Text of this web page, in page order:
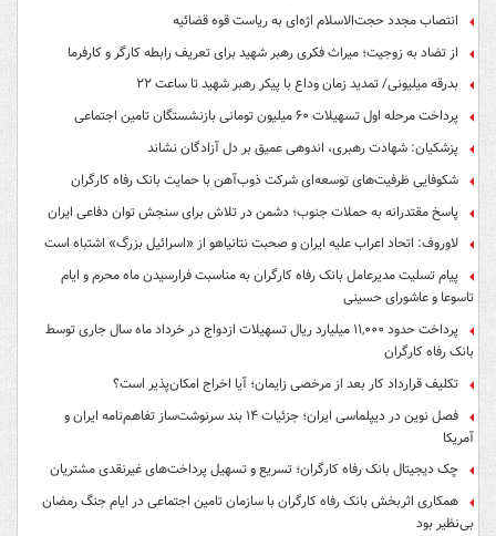
انتصاب مجدد حجت‌الاسلام اژه‌ای به ریاست قوه‌ قضائیه
از تضاد به زوجیت؛ میراث فکری رهبر شهید برای تعریف رابطه کارگر و کارفرما
بدرقه میلیونی/ تمدید زمان وداع با پیکر رهبر شهید تا ساعت ۲۲
پرداخت مرحله اول تسهیلات ۶۰ میلیون تومانی بازنشستگان تامین اجتماعی
پزشکیان: شهادت رهبری، اندوهی عمیق بر دل آزادگان نشاند
شکوفایی ظرفیت‌های توسعه‌ای شرکت ذوب‌آهن با حمایت‌ بانک رفاه کارگران
پاسخ مقتدرانه به حملات جنوب؛ دشمن در تلاش برای سنجش توان دفاعی ایران
لاوروف: اتحاد اعراب علیه ایران و صحبت نتانیاهو از «اسرائیل بزرگ» اشتباه است
پیام تسلیت مدیرعامل بانک رفاه کارگران به مناسبت فرارسیدن ماه محرم و ایام
تاسوعا و عاشورای حسینی
پرداخت حدود ۱۱,۰۰۰ میلیارد ریال تسهیلات ازدواج در خرداد ماه سال جاری توسط
بانک رفاه کارگران
تکلیف قرارداد کار بعد از مرخصی زایمان؛ آیا اخراج امکان‌پذیر است؟
فصل نوین در دیپلماسی ایران؛ جزئیات ۱۴ بند سرنوشت‌ساز تفاهم‌نامه ایران و
آمریکا
چک دیجیتال بانک رفاه کارگران؛ تسریع و تسهیل پرداخت‌های غیرنقدی مشتریان
همکاری اثربخش بانک رفاه کارگران با سازمان تامین اجتماعی در ایام جنگ رمضان
بی‌نظیر بود